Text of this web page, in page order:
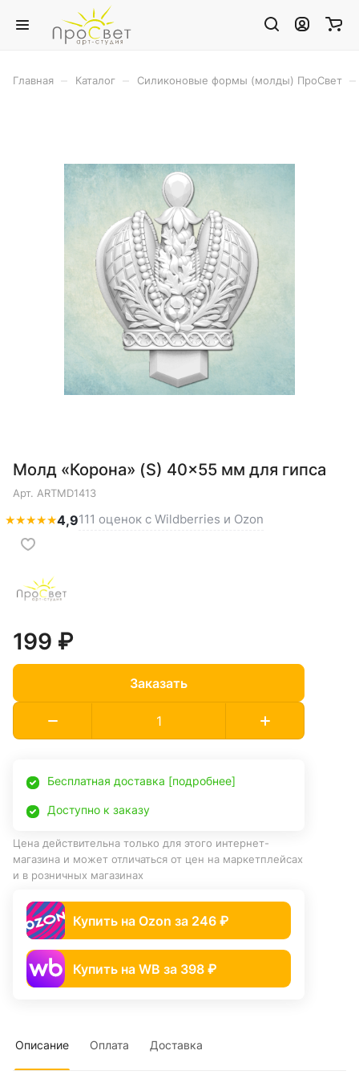
Главная Каталог Силиконовые формы (молды) ПроСвет
Молд «Корона» (S) 40×55 мм для гипса
Арт. ARTMD1413
★★★★★4,9111 оценок с Wildberries и Ozon
199 ₽
Заказать
Бесплатная доставка [подробнее]
Доступно к заказу
Цена действительна только для этого интернет-
магазина и может отличаться от цен на маркетплейсах
и в розничных магазинах
Купить на Ozon за 246 ₽
Купить на WB за 398 ₽
Описание Оплата Доставка